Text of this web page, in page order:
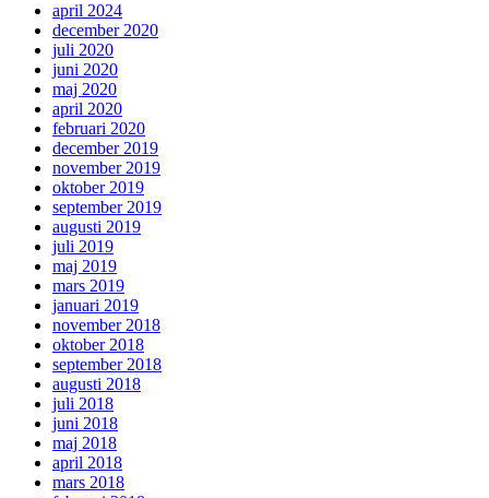
april 2024
december 2020
juli 2020
juni 2020
maj 2020
april 2020
februari 2020
december 2019
november 2019
oktober 2019
september 2019
augusti 2019
juli 2019
maj 2019
mars 2019
januari 2019
november 2018
oktober 2018
september 2018
augusti 2018
juli 2018
juni 2018
maj 2018
april 2018
mars 2018